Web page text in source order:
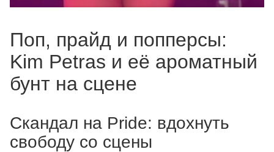
Поп, прайд и попперсы:
Kim Petras и её ароматный
бунт на сцене
Скандал на Pride: вдохнуть
свободу со сцены